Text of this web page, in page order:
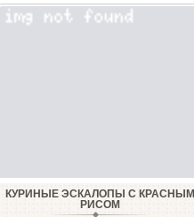
КУРИНЫЕ ЭСКАЛОПЫ С КРАСНЫМ
РИСОМ